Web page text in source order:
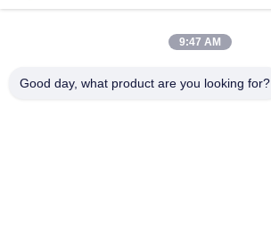
9:47 AM
Good day, what product are you looking for?